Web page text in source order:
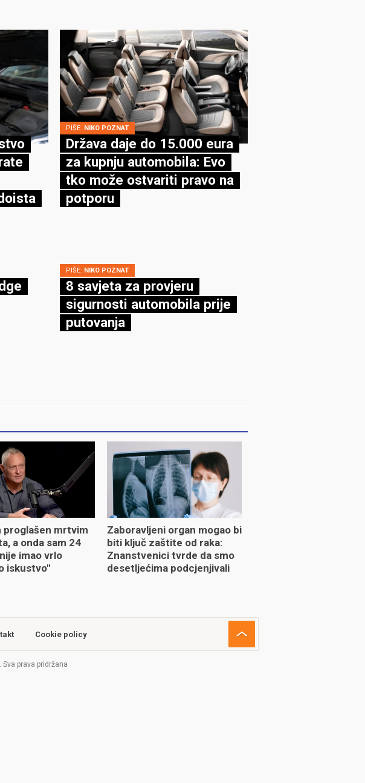
PIŠE: NIKO POZNAT
Država daje do 15.000 eura
za kupnju automobila: Evo
tko može ostvariti pravo na
potporu
PIŠE: NIKO POZNAT
8 savjeta za provjeru
sigurnosti automobila prije
putovanja
proglašen mrtvim
a onda sam 24
imao vrlo
iskustvo"
Zaboravljeni organ mogao bi
biti ključ zaštite od raka:
Znanstvenici tvrde da smo
desetljećima podcjenjivali
Cookie policy
prava pridržana